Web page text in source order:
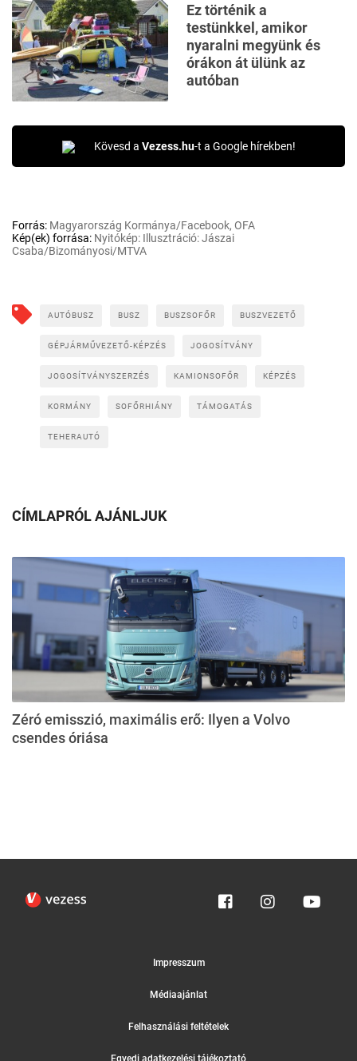
Ez történik a
testünkkel, amikor
nyaralni megyünk és
órákon át ülünk az
autóban
Kövesd a Vezess.hu-t a Google hírekben!
Forrás: Magyarország Kormánya/Facebook, OFA
Kép(ek) forrása: Nyitókép: Illusztráció: Jászai
Csaba/Bizományosi/MTVA
AUTÓBUSZ BUSZ BUSZSOFŐR BUSZVEZETŐ
GÉPJÁRMŰVEZETŐ-KÉPZÉS JOGOSÍTVÁNY
JOGOSÍTVÁNYSZERZÉS KAMIONSOFŐR KÉPZÉS
KORMÁNY SOFŐRHIÁNY TÁMOGATÁS
TEHERAUTÓ
CÍMLAPRÓL AJÁNLJUK
Zéró emisszió, maximális erő: Ilyen a Volvo
csendes óriása
Impresszum
Médiaajánlat
Felhasználási feltételek
Egyedi adatkezelési tájékoztató